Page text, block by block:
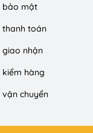
bảo mật
thanh toán
giao nhận
kiểm hàng
vận chuyển